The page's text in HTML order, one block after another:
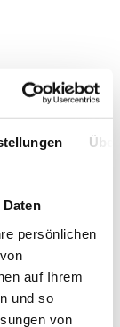
persönlichen
auf Ihrem
und so
von